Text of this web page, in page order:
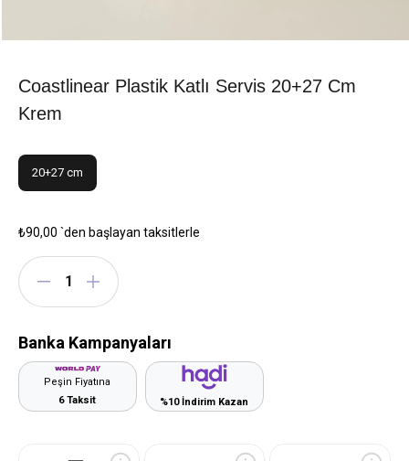
Coastlinear Plastik Katlı Servis 20+27 Cm
Krem
20+27 cm
₺90,00 `den başlayan taksitlerle
Banka Kampanyaları
Peşin Fiyatına
6 Taksit
%10 İndirim Kazan